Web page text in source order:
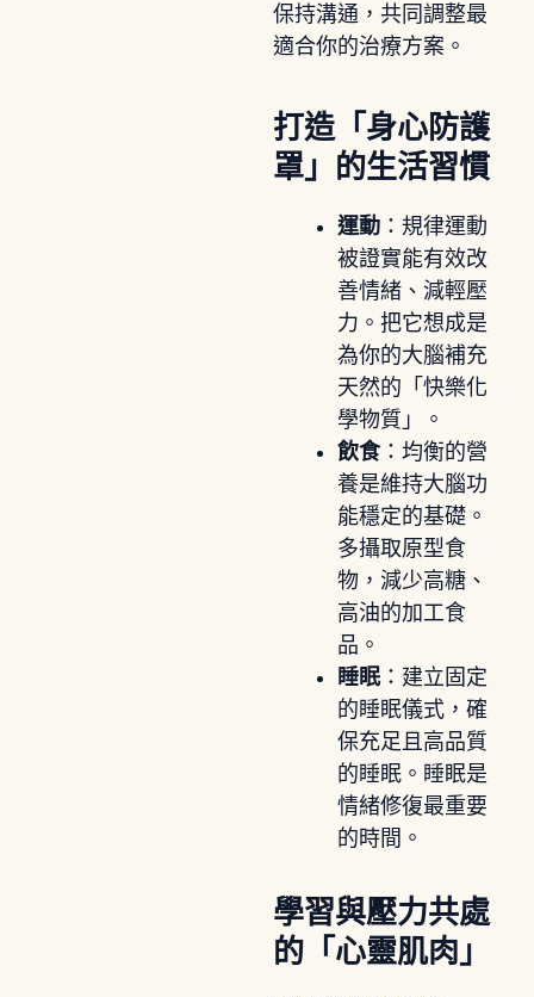
保持溝通，共同調整最
適合你的治療方案。
打造「身心防護
罩」的生活習慣
運動：規律運動
被證實能有效改
善情緒、減輕壓
力。把它想成是
為你的大腦補充
天然的「快樂化
學物質」。
飲食：均衡的營
養是維持大腦功
能穩定的基礎。
多攝取原型食
物，減少高糖、
高油的加工食
品。
睡眠：建立固定
的睡眠儀式，確
保充足且高品質
的睡眠。睡眠是
情緒修復最重要
的時間。
學習與壓力共處
的「心靈肌肉」